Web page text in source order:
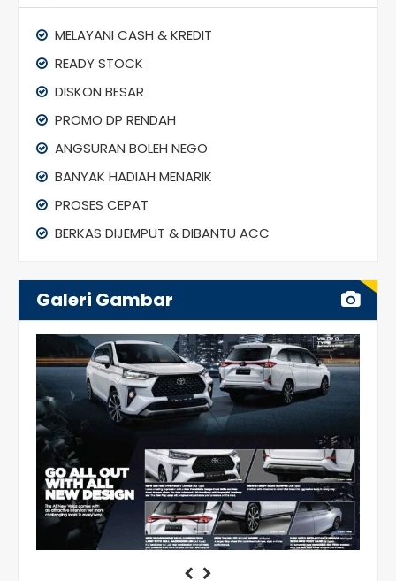
MELAYANI CASH & KREDIT
READY STOCK
DISKON BESAR
PROMO DP RENDAH
ANGSURAN BOLEH NEGO
BANYAK HADIAH MENARIK
PROSES CEPAT
BERKAS DIJEMPUT & DIBANTU ACC
Galeri Gambar